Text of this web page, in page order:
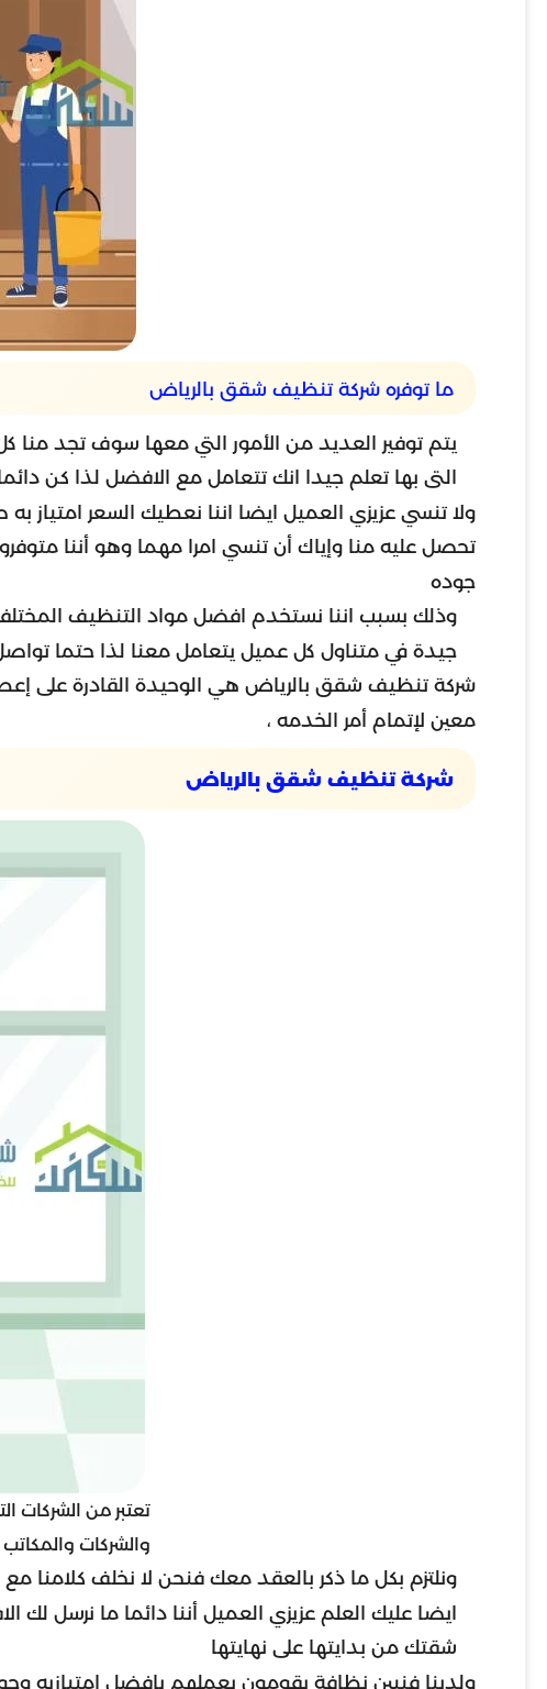
ما توفره شركة تنظيف شقق بالرياض
يتم توفير العديد من الأمور التي معها سوف تجد منا
التى بها تعلم جيدا انك تتعامل مع الافضل لذا
ولا تنسي عزيزي العميل ايضا اننا نعطيك السعر
تحصل عليه منا وإياك أن تنسي امرا مهما وهو أننا
جوده
وذلك بسبب اننا نستخدم افضل مواد التنظيف
جيدة في متناول كل عميل يتعامل معنا لذا حتما
شركة تنظيف شقق بالرياض هي الوحيدة القادرة على
معين لإتمام أمر الخدمه ،
شركة تنظيف شقق بالرياض
تعتبر من الشركات
والشركات والمكاتب
ونلتزم بكل ما ذكر بالعقد معك فنحن لا نخلف كلامنا
ايضا عليك العلم عزيزي العميل أننا دائما ما نرسل
شقتك من بدايتها على نهايتها
ولدينا فنيين نظافة يقومون بعملهم بافضل امتيازيه